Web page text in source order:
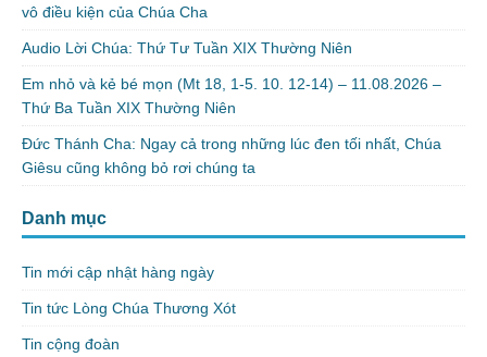
vô điều kiện của Chúa Cha
Audio Lời Chúa: Thứ Tư Tuần XIX Thường Niên
Em nhỏ và kẻ bé mọn (Mt 18, 1-5. 10. 12-14) – 11.08.2026 –
Thứ Ba Tuần XIX Thường Niên
Đức Thánh Cha: Ngay cả trong những lúc đen tối nhất, Chúa
Giêsu cũng không bỏ rơi chúng ta
Danh mục
Tin mới cập nhật hàng ngày
Tin tức Lòng Chúa Thương Xót
Tin cộng đoàn